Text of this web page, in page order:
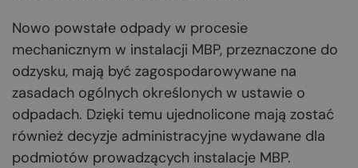
Nowo powstałe odpady w procesie
mechanicznym w instalacji MBP, przeznaczone do
odzysku, mają być zagospodarowywane na
zasadach ogólnych określonych w ustawie o
odpadach. Dzięki temu ujednolicone mają zostać
również decyzje administracyjne wydawane dla
podmiotów prowadzących instalacje MBP.